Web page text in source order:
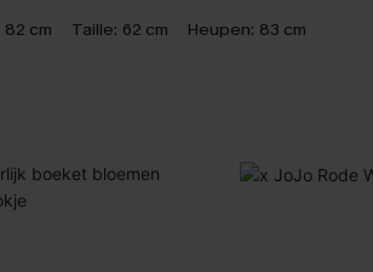
82 cm Taille: 62 cm Heupen: 83 cm